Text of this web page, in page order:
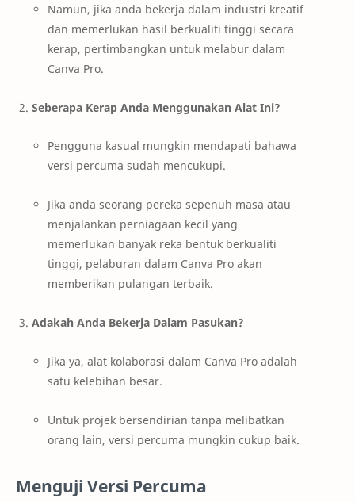
Namun, jika anda bekerja dalam industri kreatif
dan memerlukan hasil berkualiti tinggi secara
kerap, pertimbangkan untuk melabur dalam
Canva Pro.
Seberapa Kerap Anda Menggunakan Alat Ini?
Pengguna kasual mungkin mendapati bahawa
versi percuma sudah mencukupi.
Jika anda seorang pereka sepenuh masa atau
menjalankan perniagaan kecil yang
memerlukan banyak reka bentuk berkualiti
tinggi, pelaburan dalam Canva Pro akan
memberikan pulangan terbaik.
Adakah Anda Bekerja Dalam Pasukan?
Jika ya, alat kolaborasi dalam Canva Pro adalah
satu kelebihan besar.
Untuk projek bersendirian tanpa melibatkan
orang lain, versi percuma mungkin cukup baik.
Menguji Versi Percuma